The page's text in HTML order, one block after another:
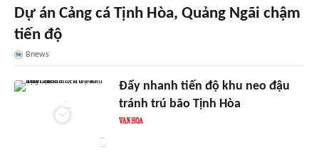
Dự án Cảng cá Tịnh Hòa, Quảng Ngãi chậm
tiến độ
Bnews
Đẩy nhanh tiến độ khu neo đậu
tránh trú bão Tịnh Hòa